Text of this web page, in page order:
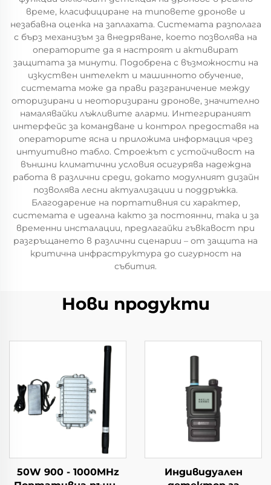
време, класифициране на типовете дронове и
незабавна оценка на заплахата. Системата разполага
с бърз механизъм за внедряване, което позволява на
операторите да я настроят и активират
защитата за минути. Подобрена с възможности на
изкуствен интелект и машинното обучение,
системата може да прави разграничение между
оторизирани и неоторизирани дронове, значително
намалявайки лъжливите аларми. Интегрираният
интерфейс за командване и контрол предоставя на
операторите ясна и приложима информация чрез
интуитивно табло. Строежът с устойчивост на
външни климатични условия осигурява надеждна
работа в различни среди, докато модулният дизайн
позволява лесни актуализации и поддръжка.
Благодарение на портативния си характер,
системата е идеална както за постоянни, така и за
временни инсталации, предлагайки гъвкавост при
разгръщането в различни сценарии – от защита на
критична инфраструктура до сигурност на
събития.
Нови продукти
50W 900 - 1000MHz
Индивидуален